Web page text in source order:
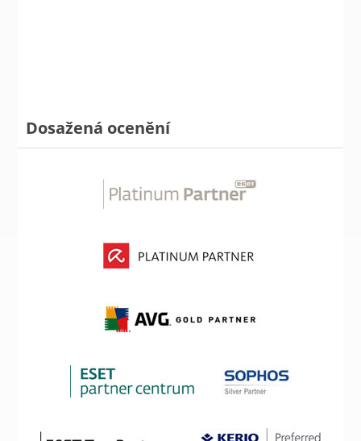
Dosažená ocenění